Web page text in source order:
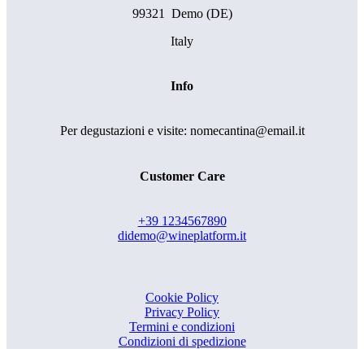
99321 Demo (DE)
Italy
Info
Per degustazioni e visite: nomecantina@email.it
Customer Care
+39 1234567890
didemo@wineplatform.it
Cookie Policy
Privacy Policy
Termini e condizioni
Condizioni di spedizione